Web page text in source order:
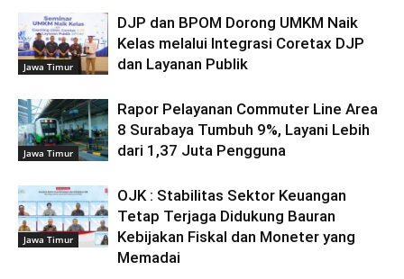
Jawa Timur
DJP dan BPOM Dorong UMKM Naik
Kelas melalui Integrasi Coretax DJP
dan Layanan Publik
Jawa Timur
Rapor Pelayanan Commuter Line Area
8 Surabaya Tumbuh 9%, Layani Lebih
dari 1,37 Juta Pengguna
Jawa Timur
OJK : Stabilitas Sektor Keuangan
Tetap Terjaga Didukung Bauran
Kebijakan Fiskal dan Moneter yang
Memadai